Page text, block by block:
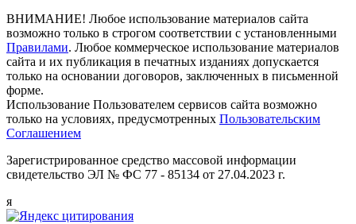
ВНИМАНИЕ! Любое использование материалов сайта
возможно только в строгом соответствии с установленными
Правилами. Любое коммерческое использование материалов
сайта и их публикация в печатных изданиях допускается
только на основании договоров, заключенных в письменной
форме.
Использование Пользователем сервисов сайта возможно
только на условиях, предусмотренных Пользовательским
Соглашением
Зарегистрированное средство массовой информации
свидетельство ЭЛ № ФС 77 - 85134 от 27.04.2023 г.
я